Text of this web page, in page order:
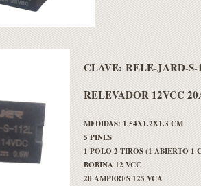
CLAVE: RELE-JARD-S-
RELEVADOR 12VCC
MEDIDAS: 1.54X1.2X1.3 CM
5 PINES
1 POLO 2 TIROS (1 ABIERTO 1
BOBINA 12 VCC
20 AMPERES 125 VCA